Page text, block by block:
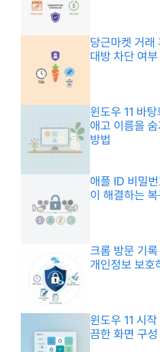
당근마켓 거래
대방 차단 여
윈도우 11 바
애고 이름을
방법
애플 ID 비밀
이 해결하는
크롬 방문 기
개인정보 보호
윈도우 11 시
끔한 화면 구성